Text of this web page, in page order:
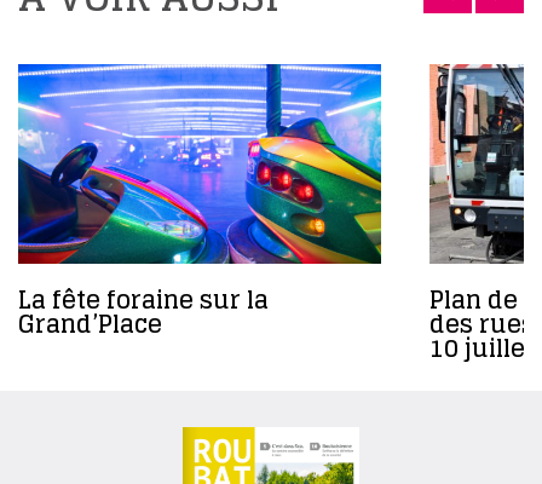
La fête foraine sur la
Grand’Place
Plan de
des
10 juillet